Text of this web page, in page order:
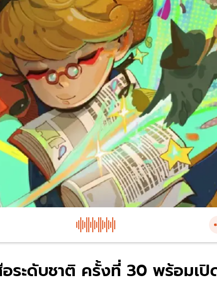
ระดับชาติ ครั้งที่ 30 พร้อมเปิ